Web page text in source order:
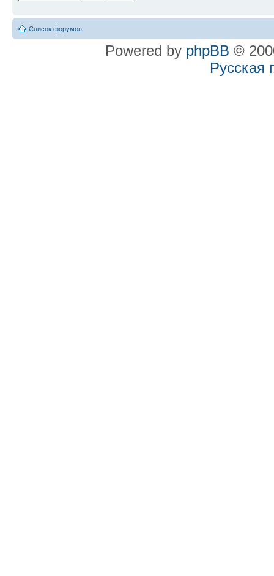
Список форумов
Powered by phpBB ©
Русская